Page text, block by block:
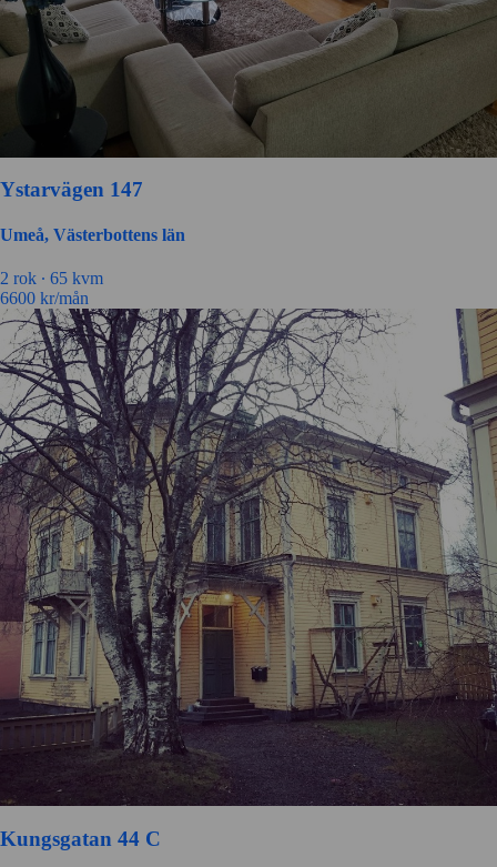
Ystarvägen 147
Umeå, Västerbottens län
2 rok ∙ 65 kvm
6600 kr/mån
Kungsgatan 44 C